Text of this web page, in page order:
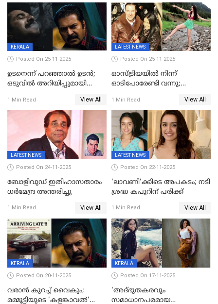
ജീവനൊടുക്കി
KERALA
Posted On 25-11-2025
ഉടനെന്ന് പറഞ്ഞാൽ ഉടൻ;
ഒടുവിൽ അറിയിപ്പുമായി
റിലീസ് തീയതി പുറത്ത്
1 Min Read View All
LATEST NEWS
Posted On 25-11-2025
ഓസ്ട്രിയയിൽ നിന്ന്
ഓടിപോരേണ്ടി വന്നു;
ശാരീരികമായും ഉപദ്രവിച്ചു;
ഭർത്താവിനെതിരെ 50 കോടി
രൂപ നഷ്ടപരിഹാരം
ആവശ്യപ്പെട്ട് മുൻ മിസ് ഇന്ത്യ
1 Min Read View All
LATEST NEWS
Posted On 24-11-2025
ബോളിവുഡ് ഇതിഹാസതാരം
ധർമേന്ദ്ര അന്തരിച്ചു
1 Min Read View All
LATEST NEWS
Posted On 22-11-2025
'ലാവണി'ക്കിടെ അപകടം; നടി
ശ്രദ്ധ കപൂറിന് പരിക്ക്
1 Min Read View All
KERALA
Posted On 20-11-2025
വരാൻ കുറച്ച് വൈകും;
മമ്മൂട്ടിയുടെ 'കളങ്കാവൽ'
KERALA
Posted On 17-11-2025
'അദ്‌ഭുതകരവും
സമാധാനപരമായ